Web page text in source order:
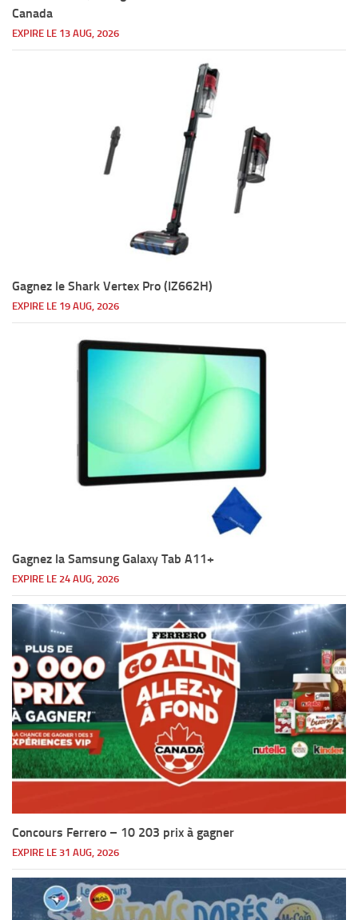
Canada
EXPIRE LE 13 AUG, 2026
Gagnez le Shark Vertex Pro (IZ662H)
EXPIRE LE 19 AUG, 2026
Gagnez la Samsung Galaxy Tab A11+
EXPIRE LE 24 AUG, 2026
Concours Ferrero – 10 203 prix à gagner
EXPIRE LE 31 AUG, 2026